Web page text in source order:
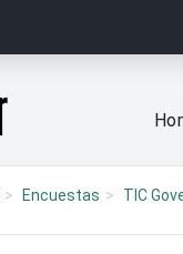
Encuestas TIC